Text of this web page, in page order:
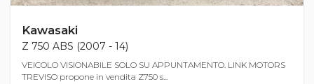
Kawasaki
Z 750 ABS (2007 - 14)
VEICOLO VISIONABILE SOLO SU APPUNTAMENTO. LINK MOTORS
TREVISO propone in vendita Z750 s...